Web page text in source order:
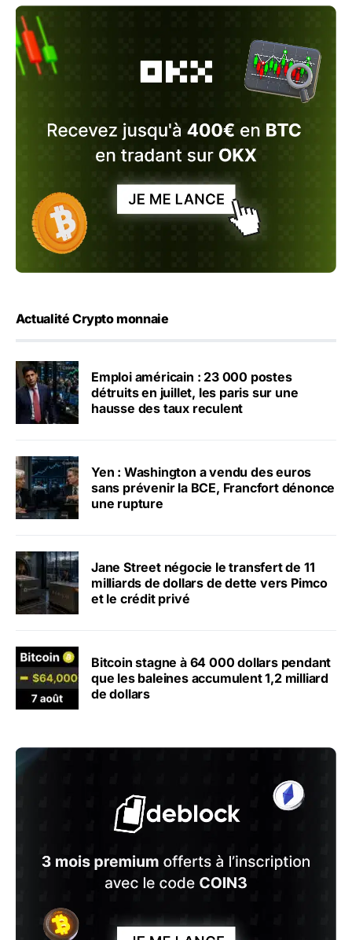
Actualité Crypto monnaie
Emploi américain : 23 000 postes
détruits en juillet, les paris sur une
hausse des taux reculent
Yen : Washington a vendu des euros
sans prévenir la BCE, Francfort dénonce
une rupture
Jane Street négocie le transfert de 11
milliards de dollars de dette vers Pimco
et le crédit privé
Bitcoin stagne à 64 000 dollars pendant
que les baleines accumulent 1,2 milliard
de dollars